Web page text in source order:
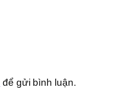
để gửi bình luận.